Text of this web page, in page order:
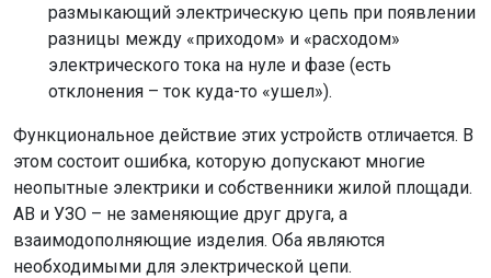
размыкающий электрическую цепь при появлении
разницы между «приходом» и «расходом»
электрического тока на нуле и фазе (есть
отклонения – ток куда-то «ушел»).
Функциональное действие этих устройств отличается. В
этом состоит ошибка, которую допускают многие
неопытные электрики и собственники жилой площади.
АВ и УЗО – не заменяющие друг друга, а
взаимодополняющие изделия. Оба являются
необходимыми для электрической цепи.